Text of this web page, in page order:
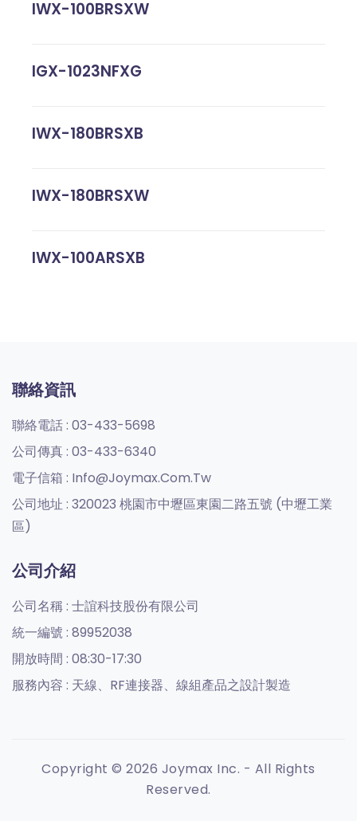
IWX-100BRSXW
IGX-1023NFXG
IWX-180BRSXB
IWX-180BRSXW
IWX-100ARSXB
聯絡資訊
聯絡電話 : 03-433-5698
公司傳真 : 03-433-6340
電子信箱 : Info@joymax.com.tw
公司地址 : 320023 桃園市中壢區東園二路五號 (中壢工業
區)
公司介紹
公司名稱 : 士誼科技股份有限公司
統一編號 : 89952038
開放時間 : 08:30-17:30
服務內容 : 天線、RF連接器、線組產品之設計製造
Copyright © 2026 Joymax Inc. - All Rights
Reserved.